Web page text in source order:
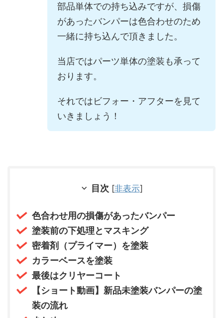
部品単体での持ち込みですが、損傷
があったバンパーは色合わせのため
一緒に持ち込んで頂きました。
当店ではパーツ単体の塗装も承って
おります。
それではビフォー・アフターを見て
いきましょう！
目次 [非表示]
色合わせ用の損傷があったバンパー
塗装前の下処理とマスキング
密着剤（プライマー）を塗装
カラーベースを塗装
最後はクリヤーコート
【ショート動画】新品未塗装バンパーの塗
装の流れ